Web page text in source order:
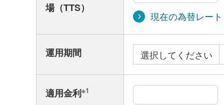
場（TTS）
現在の為替レート
運用期間
適用金利※1